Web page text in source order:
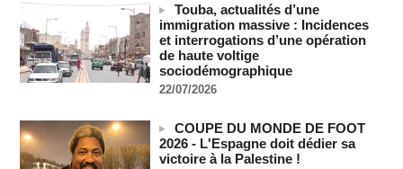
Les Bourses mondiales suspendues au Moyen-Orient,
records en Europe
06/08/2026 -
Soudan du Sud : Les avocats de Riek Machar sollicitent un
accès à leur client avant la prochaine audience
France-Algérie: l'affaire Mehdi Laribi relance la coopération
policière contre le narcotrafic
06/08/2026 -
Touba, actualités d’une
immigration massive : Incidences
et interrogations d’une opération
de haute voltige
sociodémographique
22/07/2026
COUPE DU MONDE DE FOOT
2026 - L'Espagne doit dédier sa
victoire à la Palestine !